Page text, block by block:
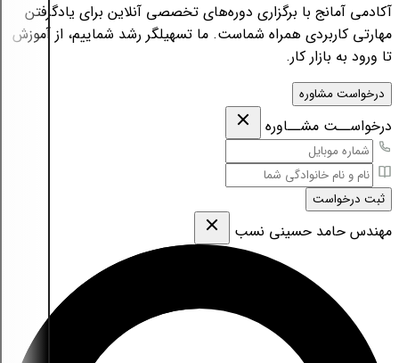
آکادمی آمانج با برگزاری دوره‌های تخصصی آنلاین برای یادگرفتن
مهارتی کاربردی همراه شماست. ما تسهیلگر رشد شماییم، از آموزش
تا ورود به بازار کار.
درخواست مشاوره
درخواســت مشــاوره
ثبت درخواست
مهندس حامد حسینی نسب